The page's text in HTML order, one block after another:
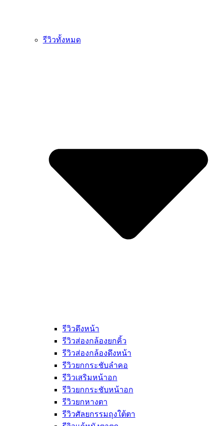
รีวิวทั้งหมด
รีวิวดึงหน้า
รีวิวส่องกล้องยกคิ้ว
รีวิวส่องกล้องดึงหน้า
รีวิวยกกระชับลำคอ
รีวิวเสริมหน้าอก
รีวิวยกกระชับหน้าอก
รีวิวยกหางตา
รีวิวศัลยกรรมถุงใต้ตา